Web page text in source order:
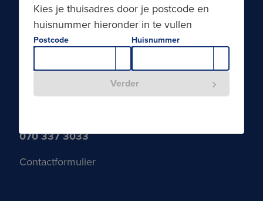
2495 BD Den Haag
Delft
Schieweg 99
2627 AT Delft
070 337 3033
Contactformulier
Kies je thuisadres door je postcode en
huisnummer hieronder in te vullen
Postcode Huisnummer
Verder